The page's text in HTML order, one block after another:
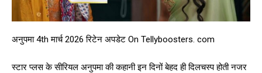
अनुपमा 4th मार्च 2026 रिटेन अपडेट On Tellyboosters. com
स्टार प्लस के सीरियल अनुपमा की कहानी इन दिनों बेहद ही दिलचस्प होती नजर